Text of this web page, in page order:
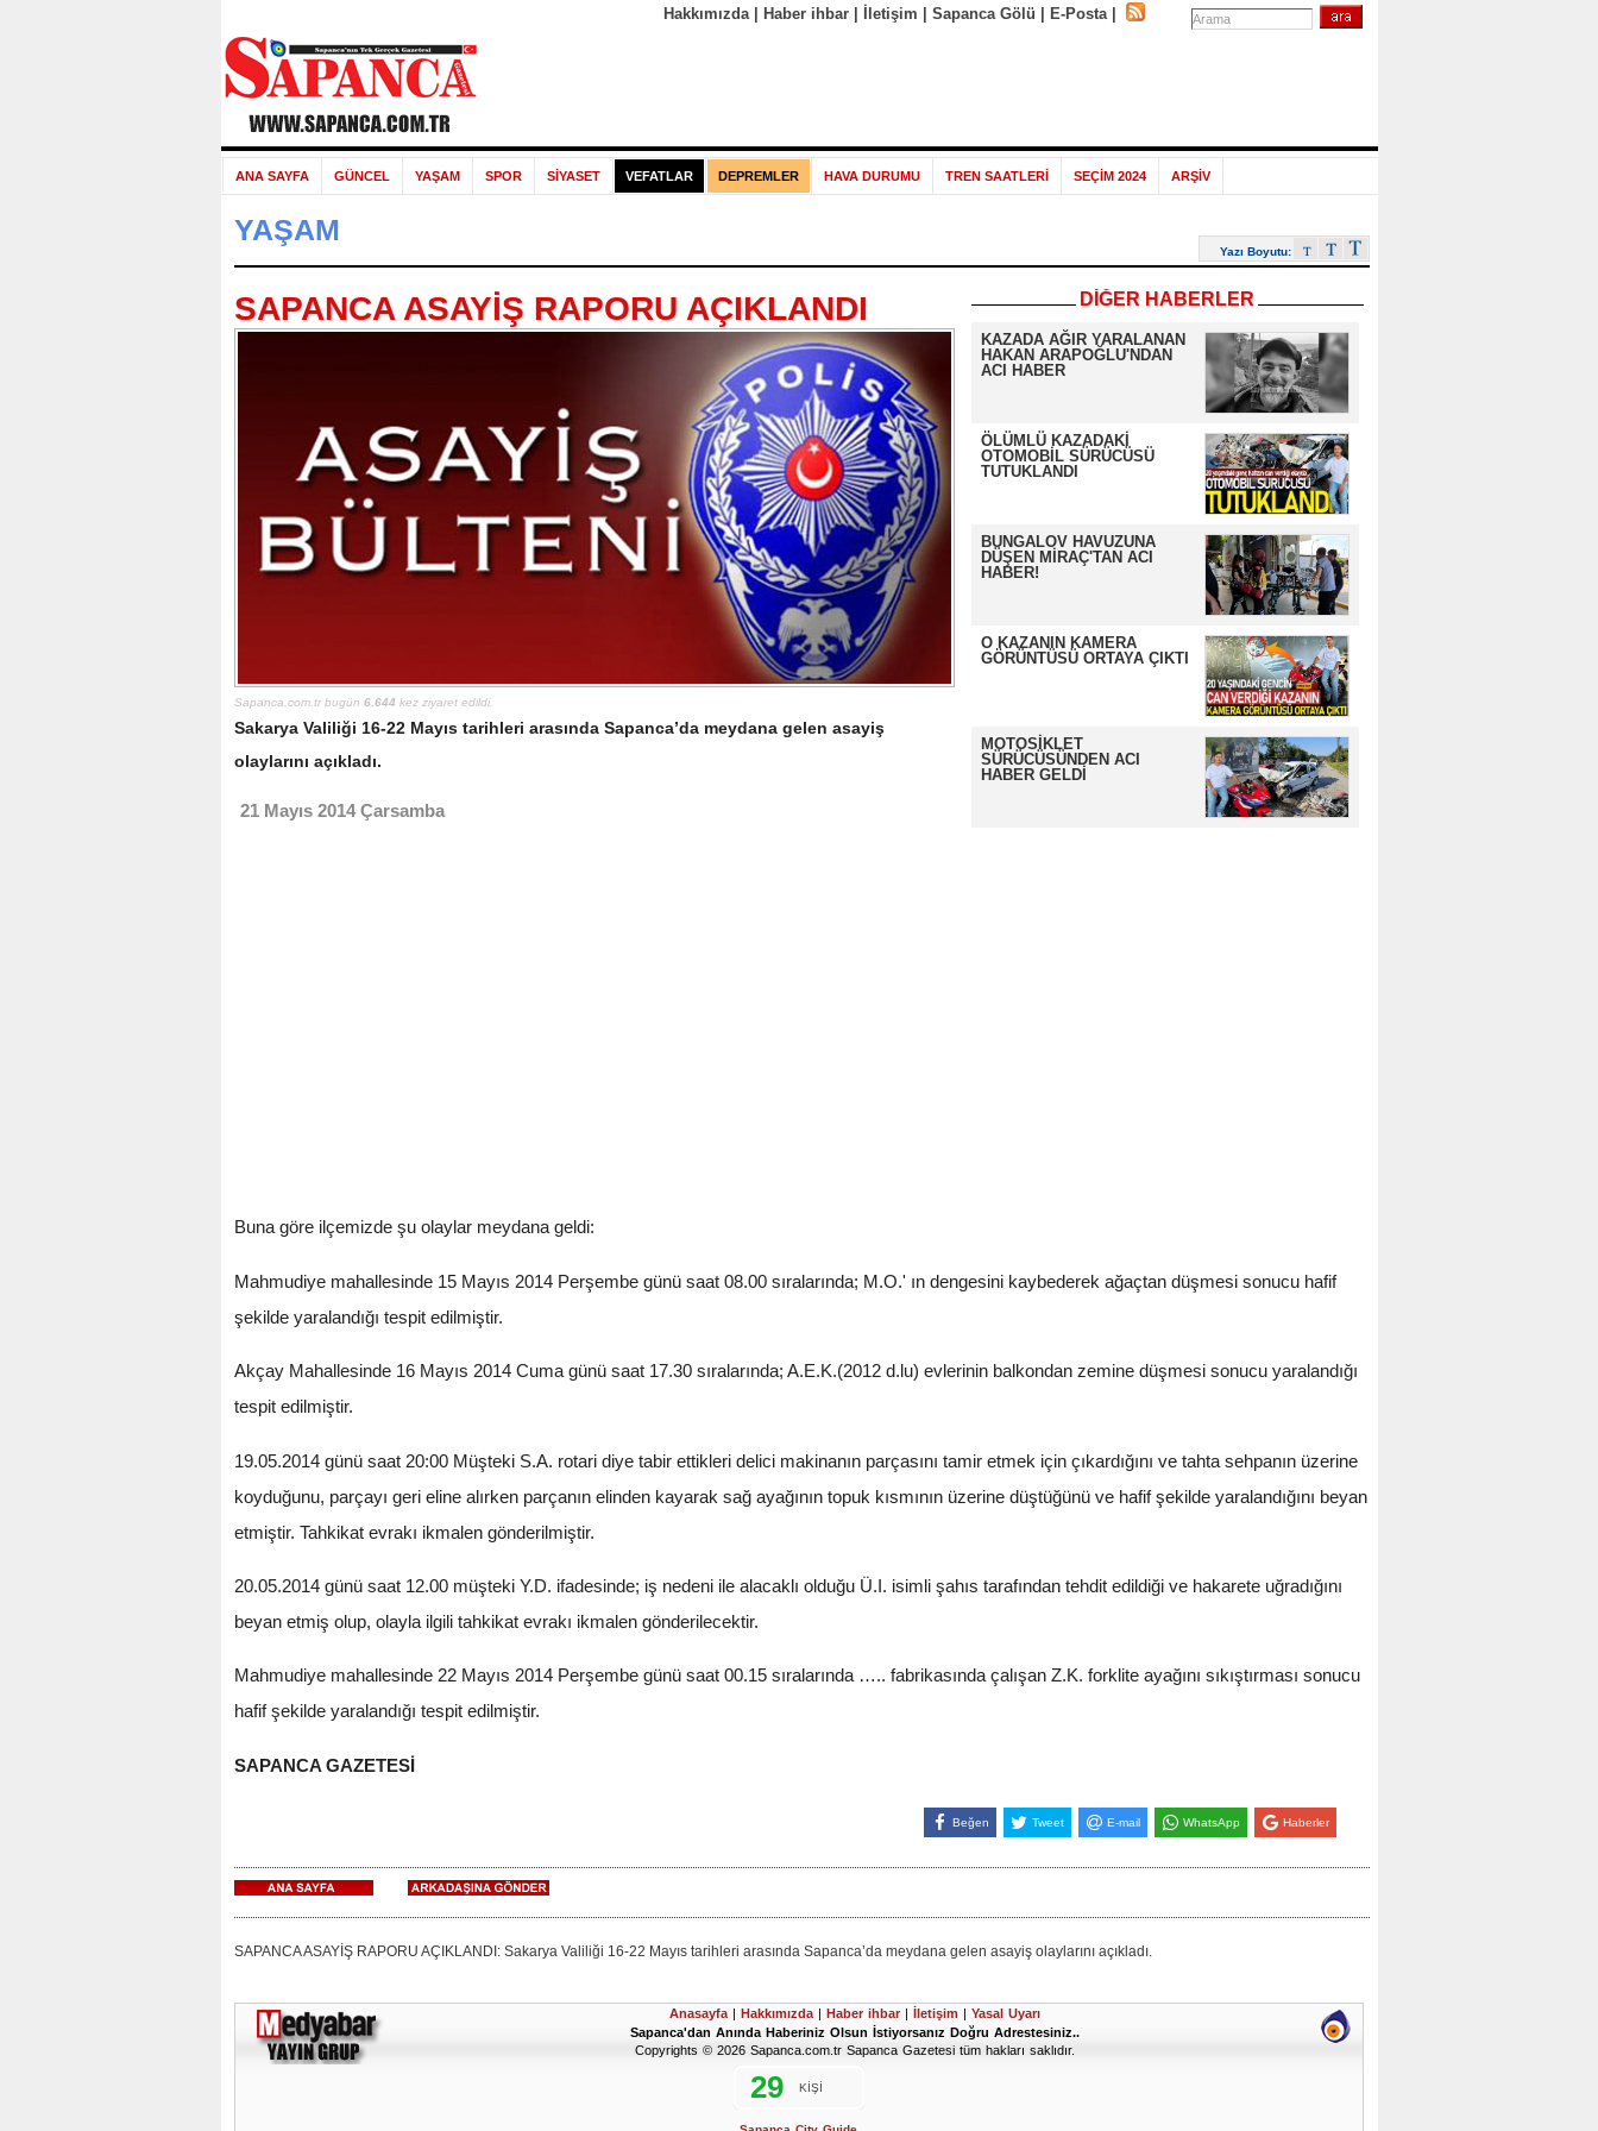
Hakkımızda| Haber ihbar| İletişim Sapanca Gölü E-Posta|
ANA SAYFA GÜNCEL YAŞAM SPOR SİYASET VEFATLAR DEPREMLER HAVA DURUMU TREN SAATLERİ SEÇİM 2024 ARŞİV
YAŞAM
Yazı Boyutu:
DİĞER HABERLER
KAZADA AĞIR YARALANAN
HAKAN ARAPOĞLU'NDAN
ACI HABER
ÖLÜMLÜ KAZADAKİ
OTOMOBİL SÜRÜCÜSÜ
TUTUKLANDI
BUNGALOV HAVUZUNA
DÜŞEN MİRAÇ'TAN ACI
HABER!
O KAZANIN KAMERA
GÖRÜNTÜSÜ ORTAYA ÇIKTI
MOTOSİKLET
SÜRÜCÜSÜNDEN ACI
HABER GELDİ
SAPANCA ASAYİŞ RAPORU AÇIKLANDI
Sapanca.com.tr bugün 6.644 kez ziyaret edildi.
Sakarya Valiliği 16-22 Mayıs tarihleri arasında Sapanca’da meydana gelen asayiş
olaylarını açıkladı.
21 Mayıs 2014 Çarsamba
Buna göre ilçemizde şu olaylar meydana geldi:
Mahmudiye mahallesinde 15 Mayıs 2014 Perşembe günü saat 08.00 sıralarında; M.O.' ın dengesini kaybederek ağaçtan düşmesi sonucu hafif
şekilde yaralandığı tespit edilmiştir.
Akçay Mahallesinde 16 Mayıs 2014 Cuma günü saat 17.30 sıralarında; A.E.K.(2012 d.lu) evlerinin balkondan zemine düşmesi sonucu yaralandığı
tespit edilmiştir.
19.05.2014 günü saat 20:00 Müşteki S.A. rotari diye tabir ettikleri delici makinanın parçasını tamir etmek için çıkardığını ve tahta sehpanın üzerine
koyduğunu, parçayı geri eline alırken parçanın elinden kayarak sağ ayağının topuk kısmının üzerine düştüğünü ve hafif şekilde yaralandığını beyan
etmiştir. Tahkikat evrakı ikmalen gönderilmiştir.
20.05.2014 günü saat 12.00 müşteki Y.D. ifadesinde; iş nedeni ile alacaklı olduğu Ü.I. isimli şahıs tarafından tehdit edildiği ve hakarete uğradığını
beyan etmiş olup, olayla ilgili tahkikat evrakı ikmalen gönderilecektir.
Mahmudiye mahallesinde 22 Mayıs 2014 Perşembe günü saat 00.15 sıralarında ….. fabrikasında çalışan Z.K. forklite ayağını sıkıştırması sonucu
hafif şekilde yaralandığı tespit edilmiştir.
SAPANCA GAZETESİ
Beğen Tweet E-mail WhatsApp Haberler
SAPANCA ASAYİŞ RAPORU AÇIKLANDI: Sakarya Valiliği 16-22 Mayıs tarihleri arasında Sapanca’da meydana gelen asayiş olaylarını açıkladı.
Anasayfa | Hakkımızda | Haber ihbar | İletişim | Yasal Uyarı
Sapanca'dan Anında Haberiniz Olsun İstiyorsanız Doğru Adrestesiniz..
Copyrights © 2026 Sapanca.com.tr Sapanca Gazetesi tüm hakları saklıdır.